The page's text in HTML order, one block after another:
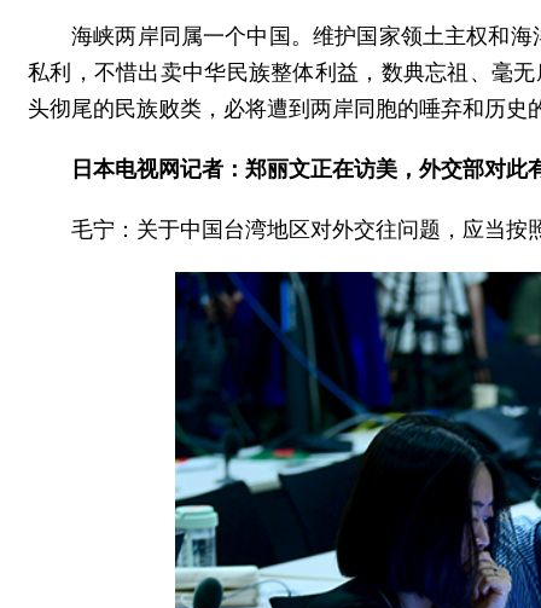
海峡两岸同属一个中国。维护国家领土主权和
私利，不惜出卖中华民族整体利益，数典忘祖、毫
头彻尾的民族败类，必将遭到两岸同胞的唾弃和历史
日本电视网记者：郑丽文正在访美，外交部对此
毛宁：关于中国台湾地区对外交往问题，应当按